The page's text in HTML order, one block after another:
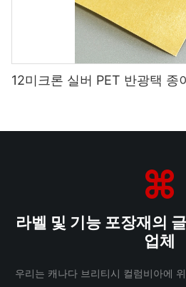
12미크론 실버 PET 반광택 종
라벨 및 기능 포장재의
업체
우리는 캐나다 브리티시 컬럼비아에